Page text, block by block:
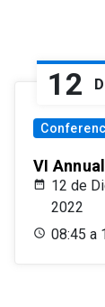
12
VI
12 de
2022
08:45 a